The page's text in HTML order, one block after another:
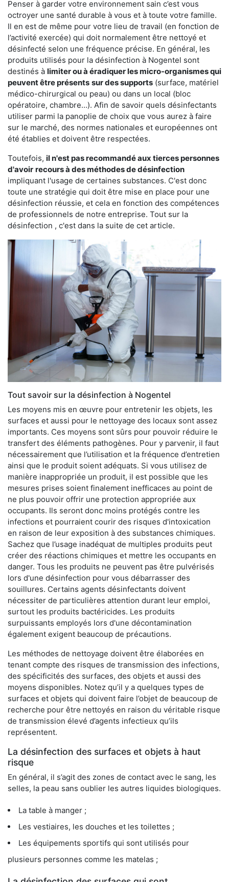
Penser à garder votre environnement sain c’est vous
octroyer une santé durable à vous et à toute votre famille.
Il en est de même pour votre lieu de travail (en fonction de
l’activité exercée) qui doit normalement être nettoyé et
désinfecté selon une fréquence précise. En général, les
produits utilisés pour la désinfection à Nogentel sont
destinés à limiter ou à éradiquer les micro-organismes qui
peuvent être présents sur des supports (surface, matériel
médico-chirurgical ou peau) ou dans un local (bloc
opératoire, chambre…). Afin de savoir quels désinfectants
utiliser parmi la panoplie de choix que vous aurez à faire
sur le marché, des normes nationales et européennes ont
été établies et doivent être respectées.
Toutefois, il n'est pas recommandé aux tierces personnes
d'avoir recours à des méthodes de désinfection
impliquant l'usage de certaines substances. C'est donc
toute une stratégie qui doit être mise en place pour une
désinfection réussie, et cela en fonction des compétences
de professionnels de notre entreprise. Tout sur la
désinfection , c'est dans la suite de cet article.
Tout savoir sur la désinfection à Nogentel
Les moyens mis en œuvre pour entretenir les objets, les
surfaces et aussi pour le nettoyage des locaux sont assez
importants. Ces moyens sont sûrs pour pouvoir réduire le
transfert des éléments pathogènes. Pour y parvenir, il faut
nécessairement que l’utilisation et la fréquence d’entretien
ainsi que le produit soient adéquats. Si vous utilisez de
manière inappropriée un produit, il est possible que les
mesures prises soient finalement inefficaces au point de
ne plus pouvoir offrir une protection appropriée aux
occupants. Ils seront donc moins protégés contre les
infections et pourraient courir des risques d'intoxication
en raison de leur exposition à des substances chimiques.
Sachez que l’usage inadéquat de multiples produits peut
créer des réactions chimiques et mettre les occupants en
danger. Tous les produits ne peuvent pas être pulvérisés
lors d'une désinfection pour vous débarrasser des
souillures. Certains agents désinfectants doivent
nécessiter de particulières attention durant leur emploi,
surtout les produits bactéricides. Les produits
surpuissants employés lors d'une décontamination
également exigent beaucoup de précautions.
Les méthodes de nettoyage doivent être élaborées en
tenant compte des risques de transmission des infections,
des spécificités des surfaces, des objets et aussi des
moyens disponibles. Notez qu’il y a quelques types de
surfaces et objets qui doivent faire l’objet de beaucoup de
recherche pour être nettoyés en raison du véritable risque
de transmission élevé d’agents infectieux qu’ils
représentent.
La désinfection des surfaces et objets à haut
risque
En général, il s’agit des zones de contact avec le sang, les
selles, la peau sans oublier les autres liquides biologiques.
La table à manger ;
Les vestiaires, les douches et les toilettes ;
Les équipements sportifs qui sont utilisés pour
plusieurs personnes comme les matelas ;